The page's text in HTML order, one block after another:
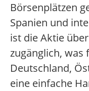
Börsenplätzen
Spanien und
ist die Aktie
zugänglich, was
Deutschland,
eine einfache